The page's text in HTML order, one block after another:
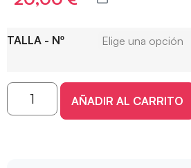
TALLA - Nº
AÑADIR AL CARRITO